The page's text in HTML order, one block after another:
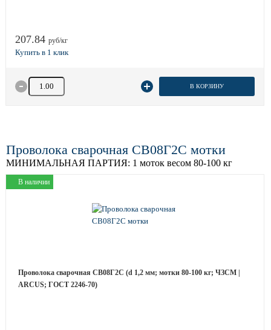
207.84 руб/кг
Количество товара В КОРЗИНУ
Проволока сварочная СВ08Г2С мотки
МИНИМАЛЬНАЯ ПАРТИЯ: 1 моток весом 80-100 кг
В наличии
Проволока сварочная СВ08Г2С (d 1,2 мм; мотки 80-100 кг; ЧЗСМ |
ARCUS; ГОСТ 2246-70)